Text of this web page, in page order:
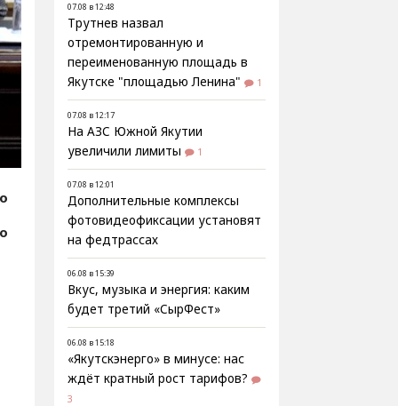
07.08 в 12:48
Трутнев назвал
отремонтированную и
переименованную площадь в
Якутске "площадью Ленина"
1
07.08 в 12:17
На АЗС Южной Якутии
увеличили лимиты
1
07.08 в 12:01
Дополнительные комплексы
фотовидеофиксации установят
на федтрассах
06.08 в 15:39
Вкус, музыка и энергия: каким
будет третий «СырФест»
06.08 в 15:18
«Якутскэнерго» в минусе: нас
ждёт кратный рост тарифов?
3